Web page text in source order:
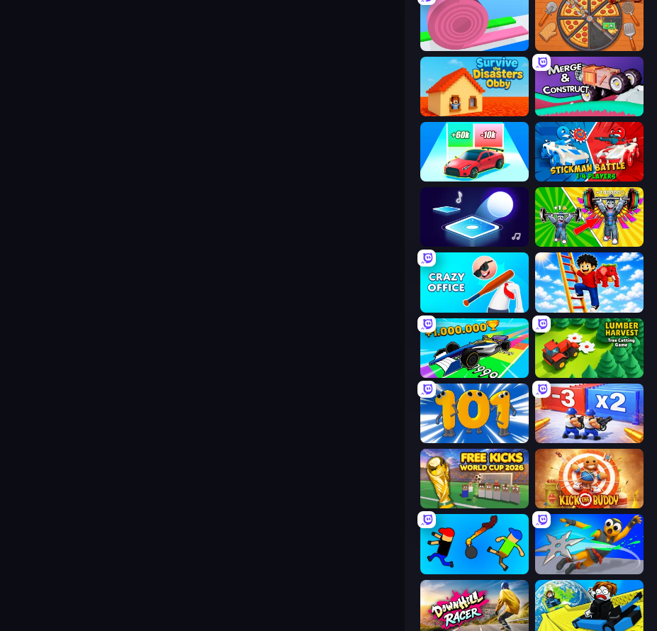
Layers Roll Ring Restaurant
Survive the Disasters: Obby Merge & Construct
Stickman battle 1-4 Players
Tile Jumper 3D Obby: Gym Simulator, Escape
Crazy Office: Slap and Smash! Ladder to Brainhot: Climb
Obby Car Challenge: Drive Lumber Harvest: Tree Cutting Game
Numbers Arena Battle Brigade
Free Kicks World Cup 2026 Kick the Buddy
Mini-Caps: Bombs Ninja Swipe Strike